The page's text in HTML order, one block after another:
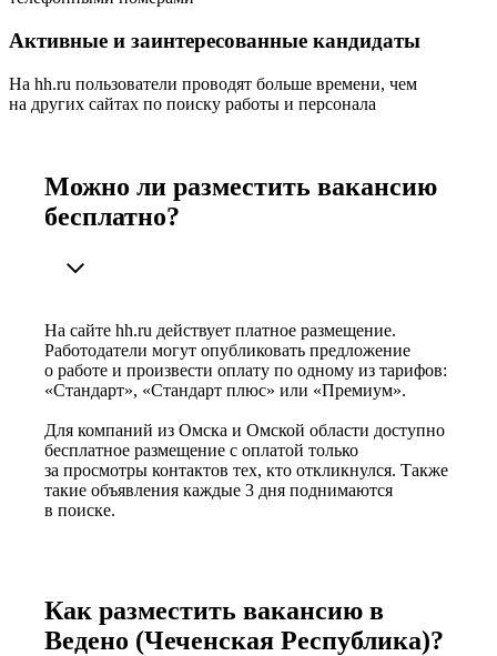
Активные и заинтересованные кандидаты
На hh.ru пользователи проводят больше времени, чем
на других сайтах по поиску работы и персонала
Можно ли разместить вакансию
бесплатно?
На сайте hh.ru действует платное размещение.
Работодатели могут опубликовать предложение
о работе и произвести оплату по одному из тарифов:
«Стандарт», «Стандарт плюс» или «Премиум».
Для компаний из Омска и Омской области доступно
бесплатное размещение с оплатой только
за просмотры контактов тех, кто откликнулся. Также
такие объявления каждые 3 дня поднимаются
в поиске.
Как разместить вакансию в
Ведено (Чеченская Республика)?